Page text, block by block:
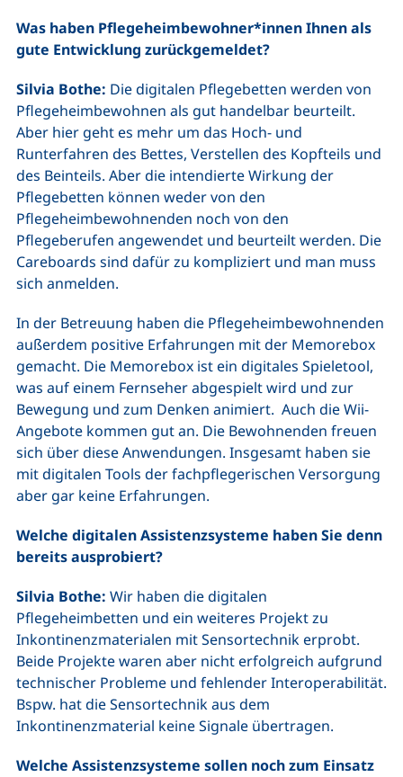
Was haben Pflegeheimbewohner*innen Ihnen als
gute Entwicklung zurückgemeldet?
Silvia Bothe: Die digitalen Pflegebetten werden von
Pflegeheimbewohnen als gut handelbar beurteilt.
Aber hier geht es mehr um das Hoch- und
Runterfahren des Bettes, Verstellen des Kopfteils und
des Beinteils. Aber die intendierte Wirkung der
Pflegebetten können weder von den
Pflegeheimbewohnenden noch von den
Pflegeberufen angewendet und beurteilt werden. Die
Careboards sind dafür zu kompliziert und man muss
sich anmelden.
In der Betreuung haben die Pflegeheimbewohnenden
außerdem positive Erfahrungen mit der Memorebox
gemacht. Die Memorebox ist ein digitales Spieletool,
was auf einem Fernseher abgespielt wird und zur
Bewegung und zum Denken animiert. Auch die Wii-
Angebote kommen gut an. Die Bewohnenden freuen
sich über diese Anwendungen. Insgesamt haben sie
mit digitalen Tools der fachpflegerischen Versorgung
aber gar keine Erfahrungen.
Welche digitalen Assistenzsysteme haben Sie denn
bereits ausprobiert?
Silvia Bothe: Wir haben die digitalen
Pflegeheimbetten und ein weiteres Projekt zu
Inkontinenzmaterialen mit Sensortechnik erprobt.
Beide Projekte waren aber nicht erfolgreich aufgrund
technischer Probleme und fehlender Interoperabilität.
Bspw. hat die Sensortechnik aus dem
Inkontinenzmaterial keine Signale übertragen.
Welche Assistenzsysteme sollen noch zum Einsatz